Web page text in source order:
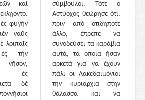
καὶ
ἐς φυγὴν
ναῦς
λοιπαῖς
ἐς τὴν
ἐς
δὲ
σύμβουλοι. Τότε ο
Αστύοχος θεώρησε ότι,
πριν από οτιδήποτε
άλλο, έπρεπε να
συνοδεύσει τα καράβια
αυτά, τα οποία ήσαν
αρκετά για να έχουν
πάλι οι Λακεδαιμόνιοι
την κυριαρχία στην
θάλασσα και να